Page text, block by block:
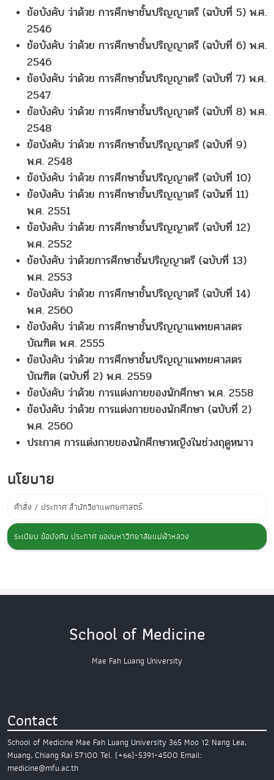
ข้อบังคับ ว่าด้วย การศึกษาชั้นปริญญาตรี (ฉบับที่ 5) พ.ศ.
2546
ข้อบังคับ ว่าด้วย การศึกษาชั้นปริญญาตรี (ฉบับที่ 6) พ.ศ.
2546
ข้อบังคับ ว่าด้วย การศึกษาชั้นปริญญาตรี (ฉบับที่ 7) พ.ศ.
2547
ข้อบังคับ ว่าด้วย การศึกษาชั้นปริญญาตรี (ฉบับที่ 8) พ.ศ.
2548
ข้อบังคับ ว่าด้วย การศึกษาชั้นปริญญาตรี (ฉบับที่ 9)
พ.ศ. 2548
ข้อบังคับ ว่าด้วย การศึกษาชั้นปริญญาตรี (ฉบับที่ 10)
ข้อบังคับ ว่าด้วย การศึกษาชั้นปริญญาตรี (ฉบันที่ 11)
พ.ศ. 2551
ข้อบังคับ ว่าด้วย การศึกษาชั้นปริญญาตรี (ฉบับที่ 12)
พ.ศ. 2552
ข้อบังคับ ว่าด้วยการศึกษาชั้นปริญญาตรี (ฉบับที่ 13)
พ.ศ. 2553
ข้อบังคับ ว่าด้วย การศึกษาชั้นปริญญาตรี (ฉบับที่ 14)
พ.ศ. 2560
ข้อบังคับ ว่าด้วย การศึกษาชั้นปริญญาแพทยศาสตร
บัณฑิต พ.ศ. 2555
ข้อบังคับ ว่าด้วย การศึกษาชั้นปริญญาแพทยศาสตร
บัณฑิต (ฉบับที่ 2) พ.ศ. 2559
ข้อบังคับ ว่าด้วย การแต่งกายของนักศึกษา พ.ศ. 2558
ข้อบังคับ ว่าด้วย การแต่งกายของนักศึกษา (ฉบับที่ 2)
พ.ศ. 2560
ประกาศ การแต่งกายของนักศึกษาหญิงในช่วงฤดูหนาว
นโยบาย
คำสั่ง / ประกาศ สำนักวิชาแพทยศาสตร์
ระเบียบ ข้อบังคับ ประกาศ ของมหาวิทยาลัยแม่ฟ้าหลวง
School of Medicine
Mae Fah Luang University
Contact
School of Medicine Mae Fah Luang University 365 Moo 12 Nang Lea,
Muang,Chiang Rai 57100 Tel. (+66)-5391-4500 Email:
medicine@mfu.ac.th